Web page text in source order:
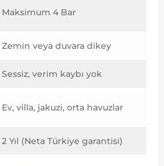
Maksimum 4 Bar
Zemin veya duvara dikey
Sessiz, verim kaybı yok
Ev, villa, jakuzi, orta havuzlar
2 Yıl (Neta Türkiye garantisi)